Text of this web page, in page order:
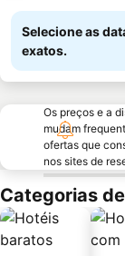
Selecione as
exatos.
Os preços e a
mudam
ofertas que
nos sites de
Categorias